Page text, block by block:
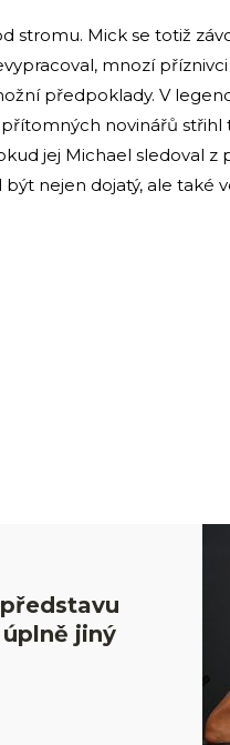
stromu. Mick se totiž
mnozí
předpoklady. V
novinářů
jej Michael sledoval
nejen dojatý, ale také
jiný